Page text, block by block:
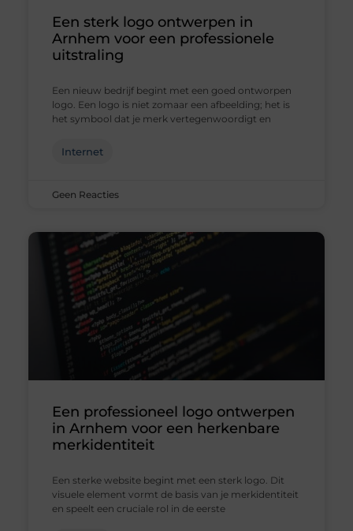
Een sterk logo ontwerpen in
Arnhem voor een professionele
uitstraling
Een nieuw bedrijf begint met een goed ontworpen
logo. Een logo is niet zomaar een afbeelding; het is
het symbool dat je merk vertegenwoordigt en
Internet
Geen Reacties
Een professioneel logo ontwerpen
in Arnhem voor een herkenbare
merkidentiteit
Een sterke website begint met een sterk logo. Dit
visuele element vormt de basis van je merkidentiteit
en speelt een cruciale rol in de eerste